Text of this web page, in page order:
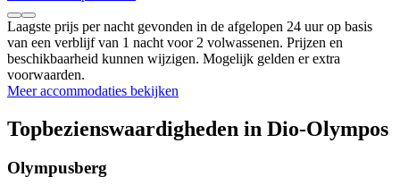
Laagste prijs per nacht gevonden in de afgelopen 24 uur op basis
van een verblijf van 1 nacht voor 2 volwassenen. Prijzen en
beschikbaarheid kunnen wijzigen. Mogelijk gelden er extra
voorwaarden.
Meer accommodaties bekijken
Topbezienswaardigheden in Dio-Olympos
Olympusberg